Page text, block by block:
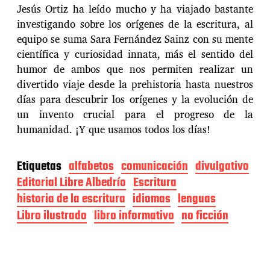
Jesús Ortiz ha leído mucho y ha viajado bastante
investigando sobre los orígenes de la escritura, al
equipo se suma Sara Fernández Sainz con su mente
científica y curiosidad innata, más el sentido del
humor de ambos que nos permiten realizar un
divertido viaje desde la prehistoria hasta nuestros
días para descubrir los orígenes y la evolución de
un invento crucial para el progreso de la
humanidad. ¡Y que usamos todos los días!
Etiquetas alfabetos comunicación divulgativo
Editorial Libre Albedrío Escritura
historia de la escritura idiomas lenguas
Libro ilustrado libro informativo no ficción